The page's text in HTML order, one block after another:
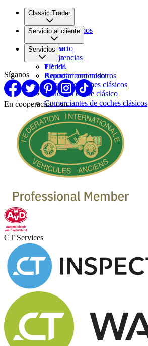
Classic Trader
Quiénes somos
Empleo
Prensa
Pareja
Servicio al cliente
Contacto
Sugerencias
PP. FF.
Reportar contenido
Servicios
Tienda
Anunciar con nosotros
Marcas de coches clásicos
Venda su coche clásico
Comerciantes de coches clásicos
Síganos
En cooperación con
CT Services